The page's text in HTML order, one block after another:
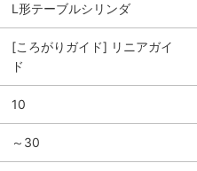
L形テーブルシリンダ
[ころがりガイド] リニアガイ
ド
10
～30